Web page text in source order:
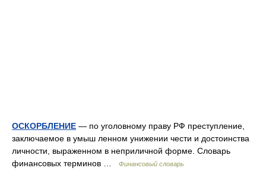
ОСКОРБЛЕНИЕ — по уголовному праву РФ преступление,
заключаемое в умыш ленном унижении чести и достоинства
личности, выраженном в неприличной форме. Словарь
финансовых терминов …
Финансовый словарь